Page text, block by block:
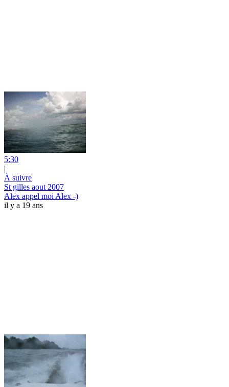
5:30
|
À suivre
St gilles aout 2007
Alex appel moi Alex -)
il y a 19 ans